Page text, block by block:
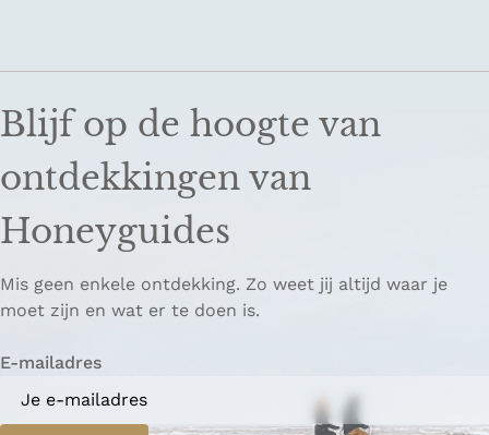
Blijf op de hoogte van
ontdekkingen van
Honeyguides
Mis geen enkele ontdekking. Zo weet jij altijd waar je
moet zijn en wat er te doen is.
E-mailadres